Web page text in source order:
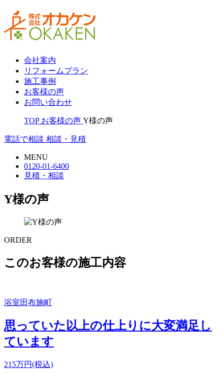
会社案内
リフォームプラン
施工事例
お客様の声
お問い合わせ
TOP お客様の声 Y様の声
電話で相談 相談・見積
MENU
0120-01-6400
見積・相談
Y様の声
ORDER
このお客様の施工内容
浴室田布施町
思っていた以上の仕上りに大変満足し
ています
215万円(税込)